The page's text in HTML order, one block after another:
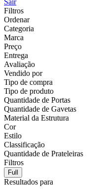
Filtros
Ordenar
Categoria
Marca
Preço
Entrega
Avaliação
Vendido por
Tipo de compra
Tipo de produto
Quantidade de Portas
Quantidade de Gavetas
Material da Estrutura
Cor
Estilo
Classificação
Quantidade de Prateleiras
Filtros
Full
Resultados para